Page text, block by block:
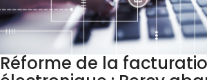
Réforme de la